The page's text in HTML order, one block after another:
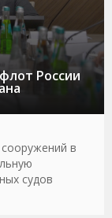
России
в
судов